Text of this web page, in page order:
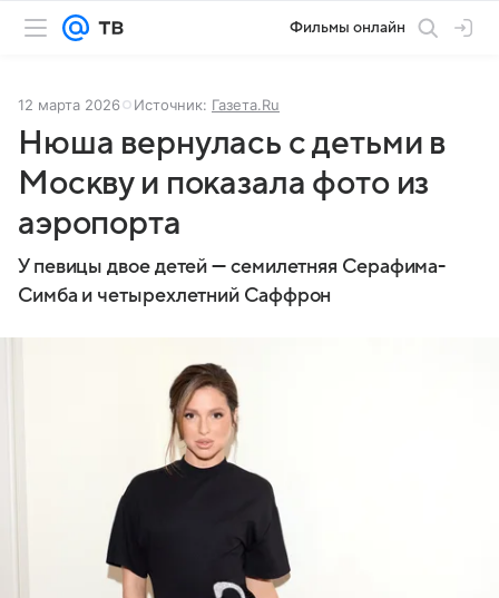
Фильмы онлайн
12 марта 2026 Источник: Газета.Ru
Нюша вернулась с детьми в
Москву и показала фото из
аэропорта
У певицы двое детей — семилетняя Серафима-
Симба и четырехлетний Саффрон